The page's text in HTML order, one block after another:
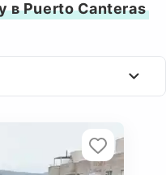
в Puerto Canteras